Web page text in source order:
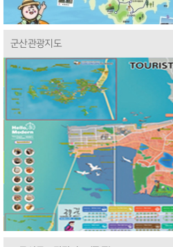
군산관광지도